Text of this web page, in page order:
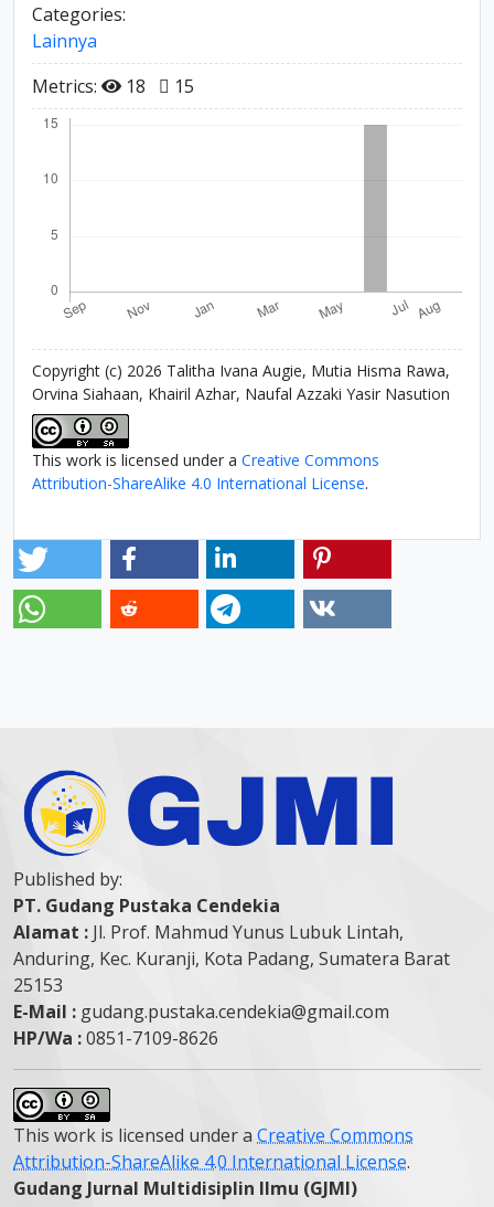
Categories:
Lainnya
Metrics:
18 15
Copyright (c) 2026 Talitha Ivana Augie, Mutia Hisma Rawa,
Orvina Siahaan, Khairil Azhar, Naufal Azzaki Yasir Nasution
This work is licensed under a Creative Commons
Attribution-ShareAlike 4.0 International License.
Published by:
PT. Gudang Pustaka Cendekia
Alamat : Jl. Prof. Mahmud Yunus Lubuk Lintah,
Anduring, Kec. Kuranji, Kota Padang, Sumatera Barat
25153
E-Mail : gudang.pustaka.cendekia@gmail.com
HP/Wa :0851-7109-8626
This work is licensed under a Creative Commons
Attribution-ShareAlike 4.0 International License.
Gudang Jurnal Multidisiplin Ilmu (GJMI)